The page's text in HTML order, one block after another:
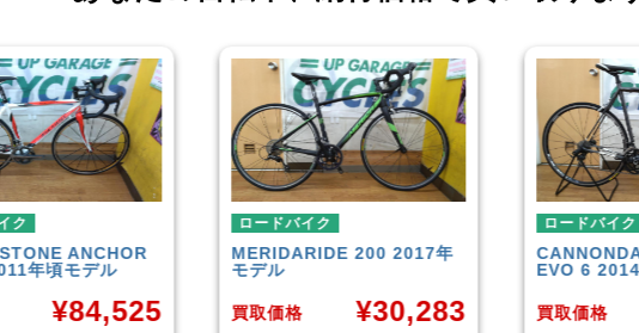
ク
RIDE 200 2017年
¥30,283
ロードバイク
CANNONDALESUPERSIX
EVO 6 2014年モデル
買取価格 ¥35,658
ロードバイク
TREK
年モデル
買取価格